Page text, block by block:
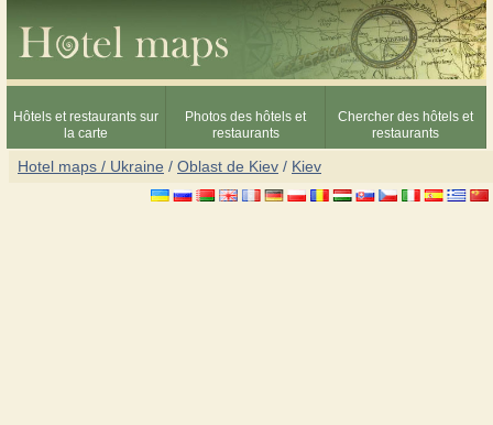
Hôtels et restaurants sur
la carte
Photos des hôtels et
restaurants
Chercher des hôtels et
restaurants
Hotel maps / Ukraine / Oblast de Kiev / Kiev